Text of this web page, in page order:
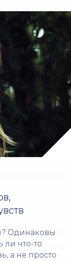
Одинаковы
что-то
а не просто